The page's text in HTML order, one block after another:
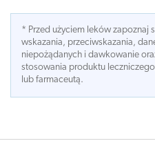
* Przed użyciem leków zapoznaj
wskazania, przeciwskazania,
niepożądanych i dawkowanie
stosowania produktu
lub farmaceutą.